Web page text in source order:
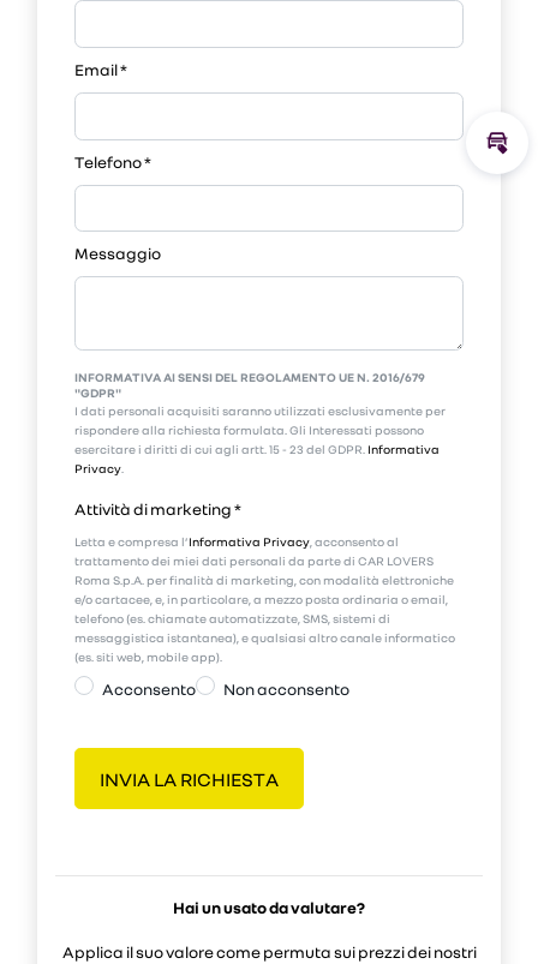
Email*
Telefono*
Messaggio
INFORMATIVA AI SENSI DEL REGOLAMENTO UE N. 2016/679
"GDPR"
I dati personali acquisiti saranno utilizzati esclusivamente per
rispondere alla richiesta formulata. Gli Interessati possono
esercitare i diritti di cui agli artt. 15 - 23 del GDPR. Informativa
Privacy
Attività di marketing*
Letta e compresa l’Informativa Privacy , acconsento al
trattamento dei miei dati personali da parte di CAR LOVERS
Roma S.p.A. per finalità di marketing, con modalità elettroniche
e/o cartacee, e, in particolare, a mezzo posta ordinaria o email,
telefono (es. chiamate automatizzate, SMS, sistemi di
messaggistica istantanea), e qualsiasi altro canale informatico
(es. siti web, mobile app).
Acconsento Non acconsento
Hai un usato da valutare?
Applica il suo valore come permuta sui prezzi dei nostri